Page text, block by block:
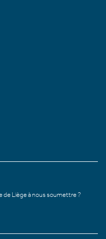
de Liège à nous soumettre ?